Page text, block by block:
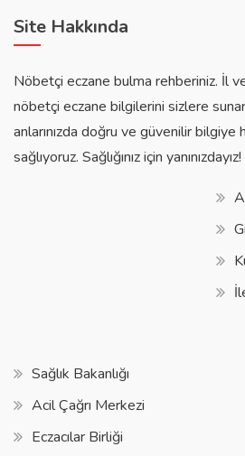
Site Hakkında
Nöbetçi eczane bulma rehberiniz. İl
nöbetçi eczane bilgilerini sizlere
anlarınızda doğru ve güvenilir bilgiye
sağlıyoruz. Sağlığınız için yanınızdayız!
Sağlık Bakanlığı
Acil Çağrı Merkezi
Eczacılar Birliği